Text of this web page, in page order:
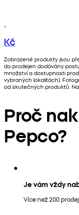
Kč
Zobrazené produkty jsou
do prodejen dodávány
množství a dostupnosti
vybraných lokalitách).
od skutečných produktů.
Proč
Pepco?
Je vám vždy
Více než 200